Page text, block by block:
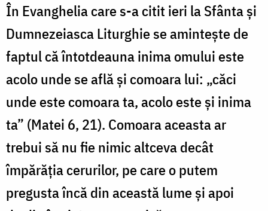
În Evanghelia care s-a citit ieri la Sfânta şi
Dumnezeiasca Liturghie se aminteşte de
faptul că întotdeauna inima omului este
acolo unde se află şi comoara lui: „căci
unde este comoara ta, acolo este şi inima
ta” (Matei 6, 21). Comoara aceasta ar
trebui să nu fie nimic altceva decât
împărăţia cerurilor, pe care o putem
pregusta încă din această lume şi apoi